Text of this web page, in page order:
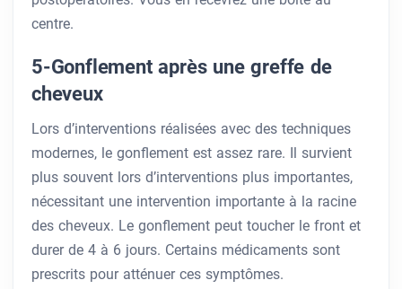
centre.
5-Gonflement après une greffe de
cheveux
Lors d’interventions réalisées avec des techniques
modernes, le gonflement est assez rare. Il survient
plus souvent lors d’interventions plus importantes,
nécessitant une intervention importante à la racine
des cheveux. Le gonflement peut toucher le front et
durer de 4 à 6 jours. Certains médicaments sont
prescrits pour atténuer ces symptômes.